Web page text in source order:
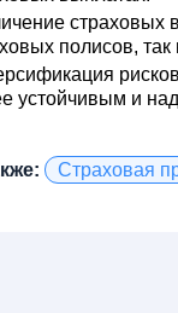
страховых
полисов, так
устойчивым и
Страховая